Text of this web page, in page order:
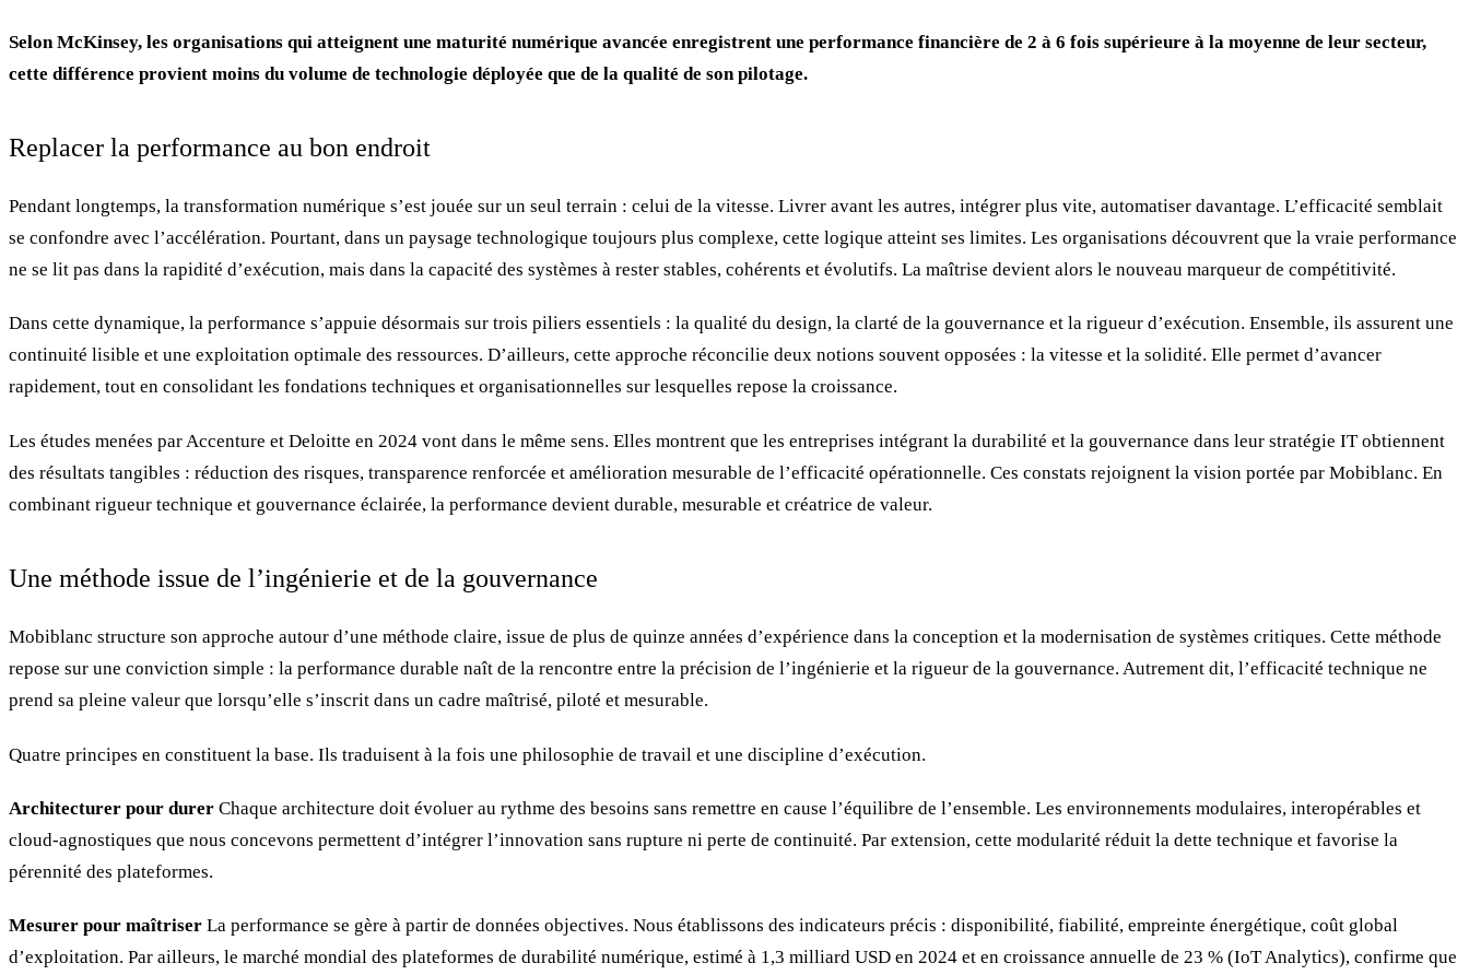
Selon McKinsey, les organisations qui atteignent une maturité numérique avancée enregistrent une performance financière de 2 à 6 fois supérieure à la moyenne de leur secteur,
cette différence provient moins du volume de technologie déployée que de la qualité de son pilotage.
Replacer la performance au bon endroit
Pendant longtemps, la transformation numérique s’est jouée sur un seul terrain : celui de la vitesse. Livrer avant les autres, intégrer plus vite, automatiser davantage. L’efficacité semblait
se confondre avec l’accélération. Pourtant, dans un paysage technologique toujours plus complexe, cette logique atteint ses limites. Les organisations découvrent que la vraie performance
ne se lit pas dans la rapidité d’exécution, mais dans la capacité des systèmes à rester stables, cohérents et évolutifs. La maîtrise devient alors le nouveau marqueur de compétitivité.
Dans cette dynamique, la performance s’appuie désormais sur trois piliers essentiels : la qualité du design, la clarté de la gouvernance et la rigueur d’exécution. Ensemble, ils assurent une
continuité lisible et une exploitation optimale des ressources. D’ailleurs, cette approche réconcilie deux notions souvent opposées : la vitesse et la solidité. Elle permet d’avancer
rapidement, tout en consolidant les fondations techniques et organisationnelles sur lesquelles repose la croissance.
Les études menées par Accenture et Deloitte en 2024 vont dans le même sens. Elles montrent que les entreprises intégrant la durabilité et la gouvernance dans leur stratégie IT obtiennent
des résultats tangibles : réduction des risques, transparence renforcée et amélioration mesurable de l’efficacité opérationnelle. Ces constats rejoignent la vision portée par Mobiblanc. En
combinant rigueur technique et gouvernance éclairée, la performance devient durable, mesurable et créatrice de valeur.
Une méthode issue de l’ingénierie et de la gouvernance
Mobiblanc structure son approche autour d’une méthode claire, issue de plus de quinze années d’expérience dans la conception et la modernisation de systèmes critiques. Cette méthode
repose sur une conviction simple : la performance durable naît de la rencontre entre la précision de l’ingénierie et la rigueur de la gouvernance. Autrement dit, l’efficacité technique ne
prend sa pleine valeur que lorsqu’elle s’inscrit dans un cadre maîtrisé, piloté et mesurable.
Quatre principes en constituent la base. Ils traduisent à la fois une philosophie de travail et une discipline d’exécution.
Architecturer pour durer Chaque architecture doit évoluer au rythme des besoins sans remettre en cause l’équilibre de l’ensemble. Les environnements modulaires, interopérables et
cloud-agnostiques que nous concevons permettent d’intégrer l’innovation sans rupture ni perte de continuité. Par extension, cette modularité réduit la dette technique et favorise la
pérennité des plateformes.
Mesurer pour maîtriser La performance se gère à partir de données objectives. Nous établissons des indicateurs précis : disponibilité, fiabilité, empreinte énergétique, coût global
d’exploitation. Par ailleurs, le marché mondial des plateformes de durabilité numérique, estimé à 1,3 milliard USD en 2024 et en croissance annuelle de 23 % (IoT Analytics), confirme que